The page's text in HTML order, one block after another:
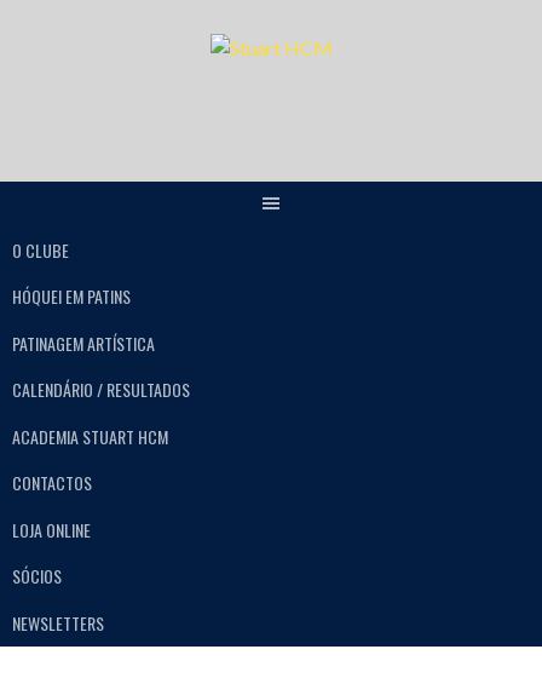
O CLUBE
HÓQUEI EM PATINS
PATINAGEM ARTÍSTICA
CALENDÁRIO / RESULTADOS
ACADEMIA STUART HCM
CONTACTOS
LOJA ONLINE
SÓCIOS
NEWSLETTERS